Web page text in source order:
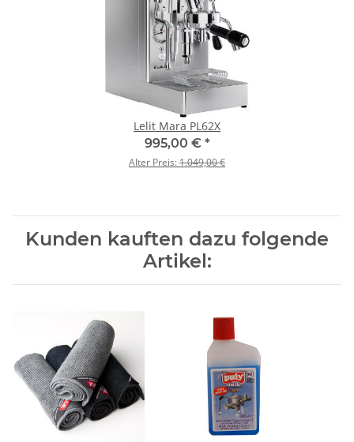
Lelit Mara PL62X
995,00 € *
Alter Preis:1.049,00 €
Kunden kauften dazu folgende
Artikel: